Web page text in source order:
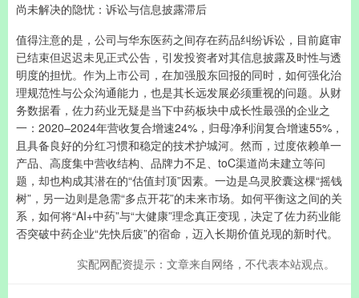
尚未解决的隐忧：诉讼与信息披露滞后
值得注意的是，公司与华东医药之间存在药品纠纷诉讼，目前庭审
已结束但迟迟未见正式公告，引发投资者对其信息披露及时性与透
明度的担忧。作为上市公司，在加强股东回报的同时，如何强化治
理规范性与公众沟通能力，也是其长远发展必须重视的问题。从财
务数据看，佐力药业无疑是当下中药板块中成长性最强的企业之
一：2020–2024年营收复合增速24%，归母净利润复合增速55%，
且具备良好的分红习惯和稳定的技术护城河。然而，过度依赖单一
产品、高度集中营收结构、品牌力不足、toC渠道尚未建立等问
题，却也构成其潜在的“估值封顶”因素。一边是乌灵胶囊这棵“摇钱
树”，另一边则是急需“多点开花”的未来市场。如何平衡这之间的关
系，如何将“AI+中药”与“大健康”理念真正变现，决定了佐力药业能
否突破中药企业“先快后疲”的宿命，迈入长期价值兑现的新时代。
实配网配资提示：文章来自网络，不代表本站观点。